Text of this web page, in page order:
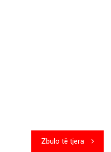
Zbulo të tjera